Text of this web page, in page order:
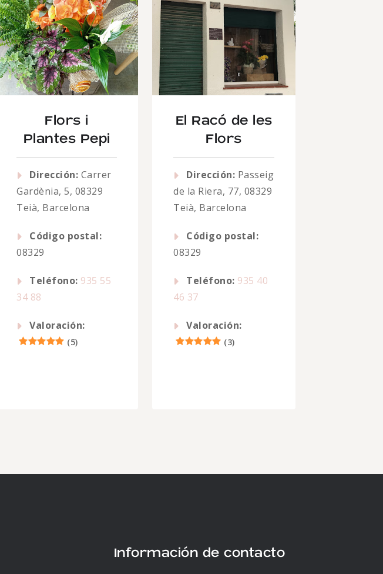
Flors i
Plantes Pepi
Dirección: Carrer
Gardènia, 5, 08329
Teià, Barcelona
Código postal:
08329
Teléfono: 935 55
34 88
Valoración:
(5)
El Racó de les
Flors
Dirección: Passeig
de la Riera, 77, 08329
Teià, Barcelona
Código postal:
08329
Teléfono: 935 40
46 37
Valoración:
(3)
Información de contacto